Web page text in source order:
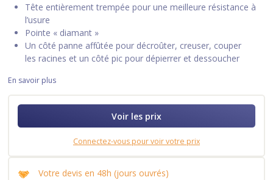
Tête entièrement trempée pour une meilleure résistance à
l’usure
Pointe « diamant »
Un côté panne affûtée pour décroûter, creuser, couper
les racines et un côté pic pour dépierrer et dessoucher
En savoir plus
Voir les prix
Connectez-vous pour voir votre prix
Votre devis en 48h (jours ouvrés)